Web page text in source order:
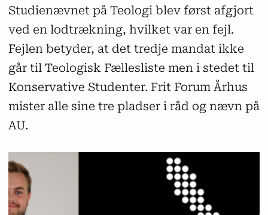
Studienævnet på Teologi blev først afgjort
ved en lodtrækning, hvilket var en fejl.
Fejlen betyder, at det tredje mandat ikke
går til Teologisk Fællesliste men i stedet til
Konservative Studenter. Frit Forum Århus
mister alle sine tre pladser i råd og nævn på
AU.